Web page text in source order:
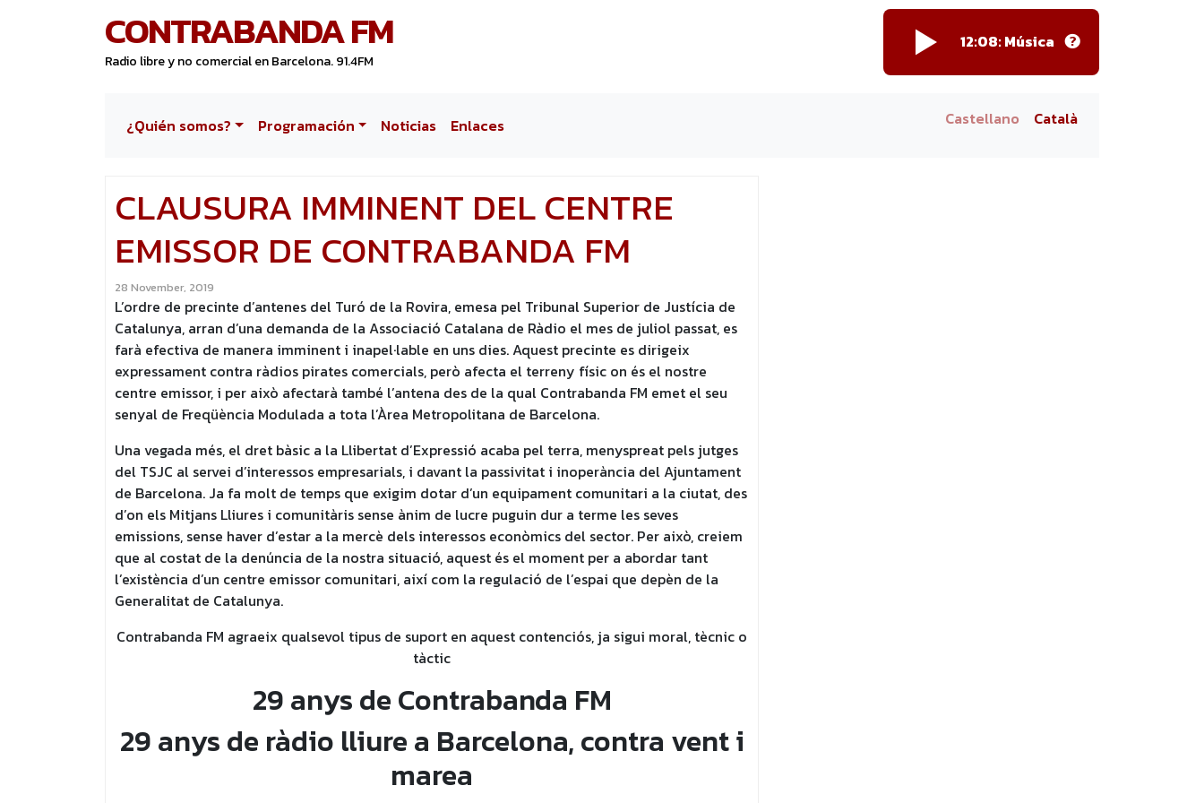
CONTRABANDA FM
Radio libre y no comercial en Barcelona. 91.4FM
12:08: Música
¿Quién somos? Programación Noticias Enlaces Castellano Català
CLAUSURA IMMINENT DEL CENTRE
EMISSOR DE CONTRABANDA FM
28 November, 2019
L’ordre de precinte d’antenes del Turó de la Rovira, emesa pel Tribunal Superior de Justícia de
Catalunya, arran d’una demanda de la Associació Catalana de Ràdio el mes de juliol passat, es
farà efectiva de manera imminent i inapel·lable en uns dies. Aquest precinte es dirigeix
expressament contra ràdios pirates comercials, però afecta el terreny físic on és el nostre
centre emissor, i per això afectarà també l’antena des de la qual Contrabanda FM emet el seu
senyal de Freqüència Modulada a tota l’Àrea Metropolitana de Barcelona.
Una vegada més, el dret bàsic a la Llibertat d’Expressió acaba pel terra, menyspreat pels jutges
del TSJC al servei d’interessos empresarials, i davant la passivitat i inoperància del Ajuntament
de Barcelona. Ja fa molt de temps que exigim dotar d’un equipament comunitari a la ciutat, des
d’on els Mitjans Lliures i comunitàris sense ànim de lucre puguin dur a terme les seves
emissions, sense haver d’estar a la mercè dels interessos econòmics del sector. Per això, creiem
que al costat de la denúncia de la nostra situació, aquest és el moment per a abordar tant
l’existència d’un centre emissor comunitari, així com la regulació de l’espai que depèn de la
Generalitat de Catalunya.
Contrabanda FM agraeix qualsevol tipus de suport en aquest contenciós, ja sigui moral, tècnic o
tàctic
29 anys de Contrabanda FM
29 anys de ràdio lliure a Barcelona, contra vent i
marea